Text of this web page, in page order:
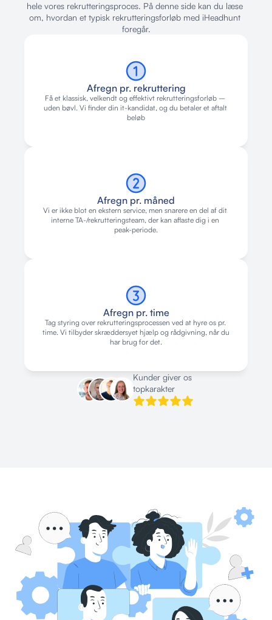
hele vores rekrutteringsproces. På denne side kan du læse
om, hvordan et typisk rekrutteringsforløb med iHeadhunt
foregår.
Afregn pr. rekruttering
Få et klassisk, velkendt og effektivt rekrutteringsforløb –
uden bøvl. Vi finder din it-kandidat, og du betaler et aftalt
beløb
Afregn pr. måned
Vi er ikke blot en ekstern service, men snarere en del af dit
interne TA-/rekrutteringsteam, der kan aflaste dig i en
peak-periode.
Afregn pr. time
Tag styring over rekrutteringsprocessen ved at hyre os pr.
time. Vi tilbyder skræddersyet hjælp og rådgivning, når du
har brug for det.
HCHC HCHC
Kunder giver os
topkarakter